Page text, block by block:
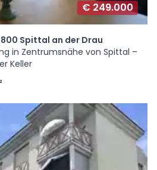
€ 249.000
Spittal an der Drau
in Zentrumsnähe von Spittal –
Keller